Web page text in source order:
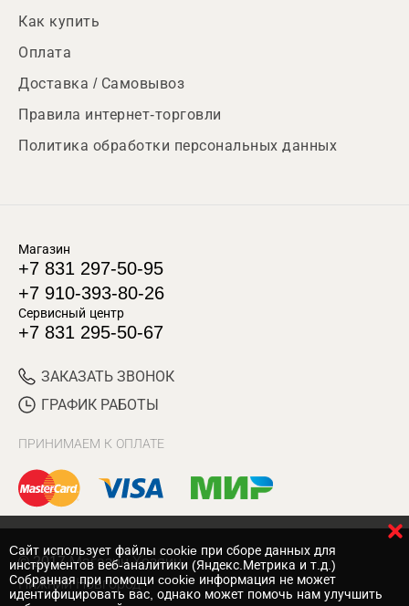
Как купить
Оплата
Доставка / Самовывоз
Правила интернет-торговли
Политика обработки персональных данных
Магазин
+7 831 297-50-95
+7 910-393-80-26
Сервисный центр
+7 831 295-50-67
ЗАКАЗАТЬ ЗВОНОК
ГРАФИК РАБОТЫ
ПРИНИМАЕМ К ОПЛАТЕ
© 2017 Магазин Хозяин
Нижний Новгород
Cайт использует файлы cookie при сборе данных для
инструментов веб-аналитики (Яндекс.Метрика и т.д.)
Собранная при помощи cookie информация не может
идентифицировать вас, однако может помочь нам улучшить